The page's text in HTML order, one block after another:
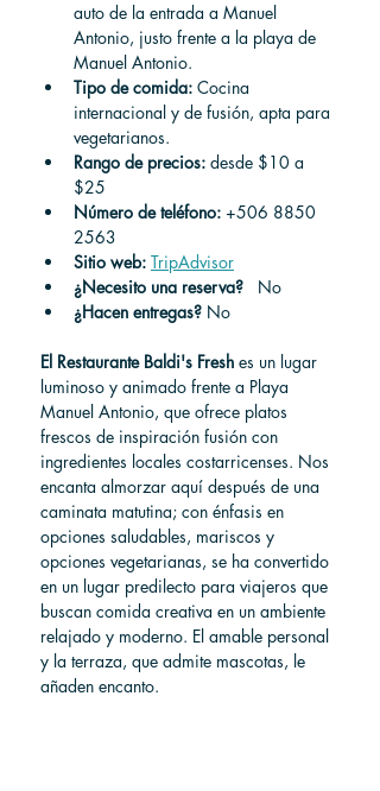
auto de la entrada a Manuel
Antonio, justo frente a la playa de
Manuel Antonio.
Tipo de comida: Cocina
internacional y de fusión, apta para
vegetarianos.
Rango de precios: desde $10 a
$25
Número de teléfono: +506 8850
2563
Sitio web: TripAdvisor
¿Necesito una reserva?
No
¿Hacen entregas? No
El Restaurante Baldi's Fresh es un lugar
luminoso y animado frente a Playa
Manuel Antonio, que ofrece platos
frescos de inspiración fusión con
ingredientes locales costarricenses. Nos
encanta almorzar aquí después de una
caminata matutina; con énfasis en
opciones saludables, mariscos y
opciones vegetarianas, se ha convertido
en un lugar predilecto para viajeros que
buscan comida creativa en un ambiente
relajado y moderno. El amable personal
y la terraza, que admite mascotas, le
añaden encanto.